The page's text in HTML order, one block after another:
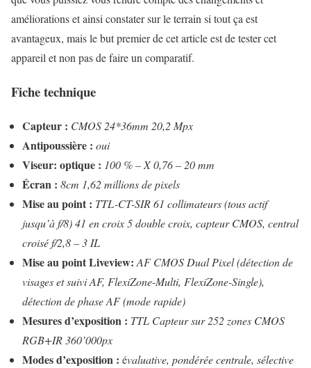
améliorations et ainsi constater sur le terrain si tout ça est
avantageux, mais le but premier de cet article est de tester cet
appareil et non pas de faire un comparatif.
Fiche technique
Capteur : CMOS 24*36mm 20,2 Mpx
Antipoussière : oui
Viseur: optique : 100 % – X 0,76 – 20 mm
Écran : 8cm 1,62 millions de pixels
Mise au point : TTL-CT-SIR 61 collimateurs (tous actif
jusqu’à f/8) 41 en croix 5 double croix, capteur CMOS, central
croisé f/2,8 – 3 IL
Mise au point Liveview: AF CMOS Dual Pixel (détection de
visages et suivi AF, FlexiZone-Multi, FlexiZone-Single),
détection de phase AF (mode rapide)
Mesures d’exposition : TTL Capteur sur 252 zones CMOS
RGB+IR 360’000px
Modes d’exposition : évaluative, pondérée centrale, sélective